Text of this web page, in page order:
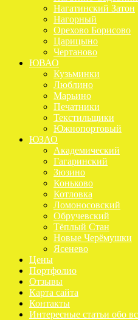
Нагатинский Затон
Нагорный
Орехово Борисово
Царицыно
Чертаново
ЮВАО
Кузьминки
Люблино
Марьино
Печатники
Текстильщики
Южнопортовый
ЮЗАО
Академический
Гагаринский
Зюзино
Коньково
Котловка
Ломоносовский
Обручевский
Тёплый Стан
Новые Черёмушки
Ясенево
Цены
Портфолио
Отзывы
Карта сайта
Контакты
Интересные статьи обо